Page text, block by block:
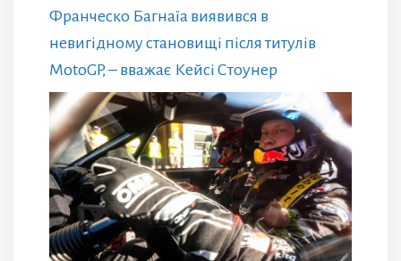
Франческо Багнаїа виявився в
невигідному становищі після титулів
MotoGP, – вважає Кейсі Стоунер